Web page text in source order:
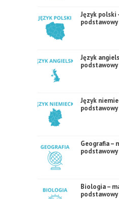
Język polski
podstawowy
Język
podstawowy
Język
podstawowy
Geografia –
podstawowy
Biologia –
podstawowy